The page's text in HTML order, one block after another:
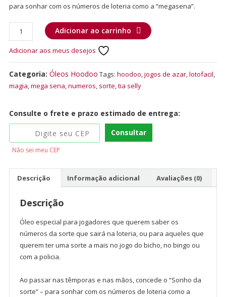
para sonhar com os números de loteria como a “megasena”.
Adicionar ao carrinho
Adicionar aos meus desejos
Categoria: Óleos Hoodoo Tags: hoodoo,jogos de azar,lotofacil,
magia,mega sena,numeros, sorte,tia selly
Consulte o frete e prazo estimado de entrega:
Consultar
Não sei meu CEP
Descrição Informação adicional Avaliações (0)
Descrição
Óleo especial para jogadores que querem saber os
números da sorte que sairá na loteria, ou para aqueles que
querem ter uma sorte a mais no jogo do bicho, no bingo ou
com a policia.
Ao passar nas têmporas e nas mãos, concede o “Sonho da
sorte” – para sonhar com os números de loteria como a